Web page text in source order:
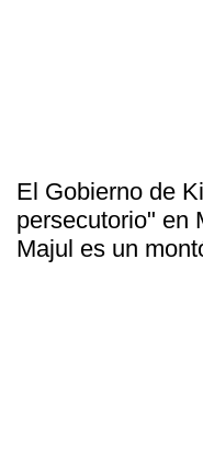
El Gobierno de
persecutorio" en
Majul es un